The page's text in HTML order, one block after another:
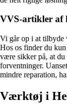
VVS-artikler af
Vi går op i at tilbyde
Hos os finder du
være sikker på, at
forventninger.
mindre reparation,
Værktøj i